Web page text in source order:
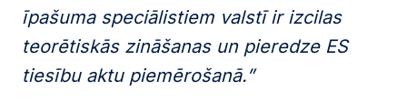
īpašuma speciālistiem valstī ir izcilas
teorētiskās zināšanas un pieredze ES
tiesību aktu piemērošanā.”